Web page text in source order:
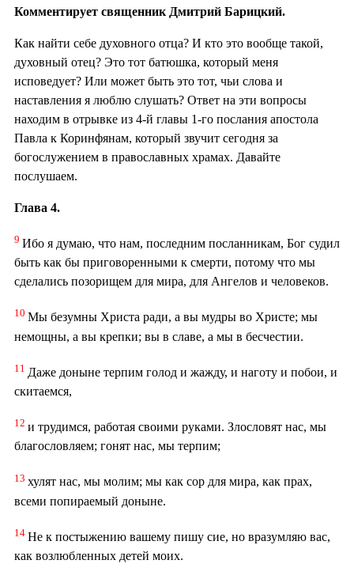
Комментирует священник Дмитрий Барицкий.
Как найти себе духовного отца? И кто это вообще такой,
духовный отец? Это тот батюшка, который меня
исповедует? Или может быть это тот, чьи слова и
наставления я люблю слушать? Ответ на эти вопросы
находим в отрывке из 4-й главы 1-го послания апостола
Павла к Коринфянам, который звучит сегодня за
богослужением в православных храмах. Давайте
послушаем.
Глава 4.
9 Ибо я думаю, что нам, последним посланникам, Бог судил
быть как бы приговоренными к смерти, потому что мы
сделались позорищем для мира, для Ангелов и человеков.
10 Мы безумны Христа ради, а вы мудры во Христе; мы
немощны, а вы крепки; вы в славе, а мы в бесчестии.
11 Даже доныне терпим голод и жажду, и наготу и побои, и
скитаемся,
12 и трудимся, работая своими руками. Злословят нас, мы
благословляем; гонят нас, мы терпим;
13 хулят нас, мы молим; мы как сор для мира, как прах,
всеми попираемый доныне.
14 Не к постыжению вашему пишу сие, но вразумляю вас,
как возлюбленных детей моих.